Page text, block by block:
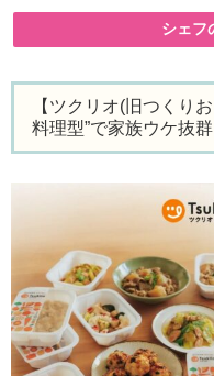
シェフ
【ツクリオ(旧つくり
料理型”で家族ウケ抜群